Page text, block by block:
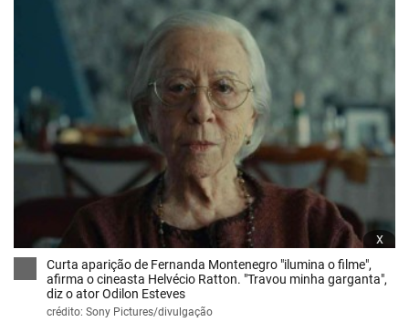
x
Curta aparição de Fernanda Montenegro "ilumina o filme",
afirma o cineasta Helvécio Ratton. "Travou minha garganta",
diz o ator Odilon Esteves
crédito: Sony Pictures/divulgação